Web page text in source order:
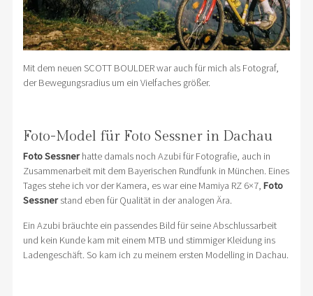
Mit dem neuen SCOTT BOULDER war auch für mich als Fotograf,
der Bewegungsradius um ein Vielfaches größer.
Foto-Model für Foto Sessner in Dachau
Foto Sessnerhatte damals noch Azubi für Fotografie, auch in
Zusammenarbeit mit dem Bayerischen Rundfunk in München. Eines
Tages stehe ich vor der Kamera, es war eine Mamiya RZ 6×7, Foto
Sessnerstand eben für Qualität in der analogen Ära.
Ein Azubi bräuchte ein passendes Bild für seine Abschlussarbeit
und kein Kunde kam mit einem MTB und stimmiger Kleidung ins
Ladengeschäft. So kam ich zu meinem ersten Modelling in Dachau.